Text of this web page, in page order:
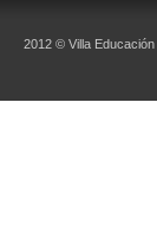
2012 © Villa Educación